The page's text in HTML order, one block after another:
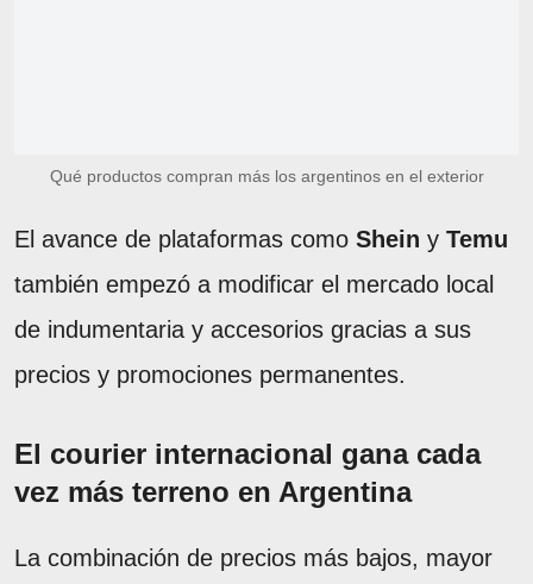
Qué productos compran más los argentinos en el exterior
El avance de plataformas como Shein y Temu
también empezó a modificar el mercado local
de indumentaria y accesorios gracias a sus
precios y promociones permanentes.
El courier internacional gana cada
vez más terreno en Argentina
La combinación de precios más bajos, mayor